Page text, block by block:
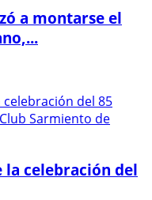
a montarse el
la celebración del